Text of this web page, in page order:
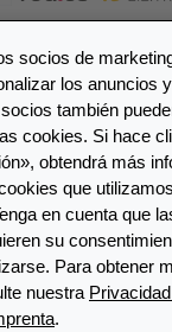
socios de
los anuncios
también
cookies. Si hace
obtendrá más
que
en cuenta que
su
Para obtener
nuestra
.
All
de cookies
Mapa del sitio
Cancelar contrato
España